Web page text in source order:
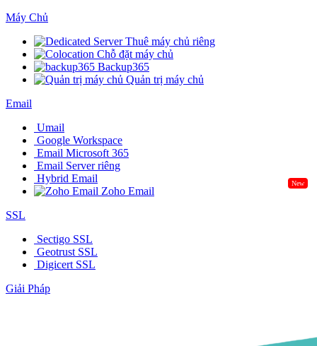
Máy Chủ
Thuê máy chủ riêng
Chỗ đặt máy chủ
Backup365
Quản trị máy chủ
Email
Umail
Google Workspace
Email Microsoft 365
Email Server riêng
Hybrid Email
New
Zoho Email
SSL
Sectigo SSL
Geotrust SSL
Digicert SSL
Giải Pháp